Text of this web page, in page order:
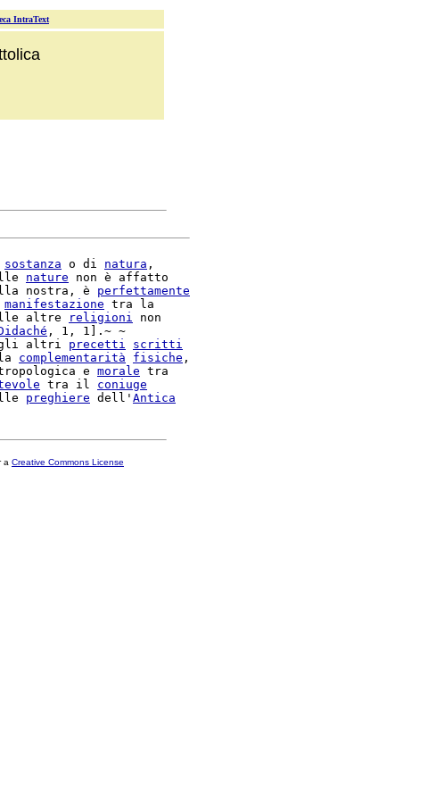
IntraText
sostanza o di natura ,
nature non è affatto
nostra, è perfettamente
manifestazione tra la
altre religioni non
, 1, 1].~ ~
altri precetti
scritti
complementarità fisiche ,
e morale
tra il coniuge
preghiere dell' Antica
a Creative Commons License